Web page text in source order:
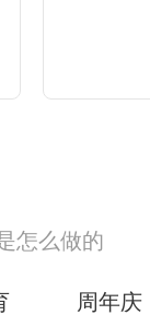
怎么做的
周年庆